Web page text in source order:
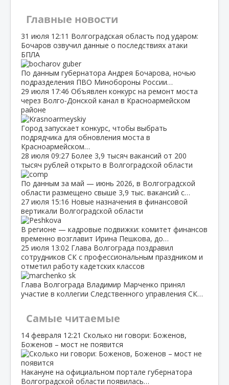
Главные новости
31 июля 12:11 Волгоградская область под ударом:
Бочаров озвучил данные о последствиях атаки
БПЛА
По данным губернатора Андрея Бочарова, ночью
подразделения ПВО Минобороны России…
29 июля 17:46 Объявлен конкурс на ремонт моста
через Волго‑Донской канал в Красноармейском
районе
Город запускает конкурс, чтобы выбрать
подрядчика для обновления моста в
Красноармейском…
28 июля 09:27 Более 3,9 тысяч вакансий от 200
тысяч рублей открыто в Волгоградской области
По данным за май — июнь 2026, в Волгоградской
области размещено свыше 3,9 тыс. вакансий с…
27 июля 15:16 Новые назначения в финансовой
вертикали Волгоградской области
В регионе — кадровые подвижки: комитет финансов
временно возглавит Ирина Пешкова, до…
25 июля 13:02 Глава Волгограда поздравил
сотрудников СК с профессиональным праздником и
отметил работу кадетских классов
Глава Волгограда Владимир Марченко принял
участие в коллегии Следственного управления СК…
Самые читаемые
14 февраля 12:21 Сколько ни говори: Боженов,
Боженов – мост не появится
Накануне на официальном портале губернатора
Волгоградской области появилась…